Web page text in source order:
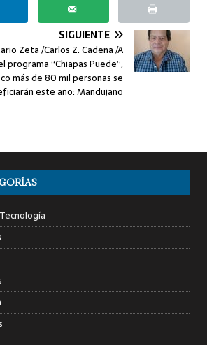
SIGUIENTE
Zeta /Carlos Z. Cadena /A
programa “Chiapas Puede”,
más de 80 mil personas se
este año: Mandujano